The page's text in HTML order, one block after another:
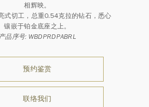
相辉映。
式切工，总重0.54克拉的钻石，悉心
镶嵌于铂金底座之上。
品序号: WBDPRDPABRL
预约鉴赏
联络我们